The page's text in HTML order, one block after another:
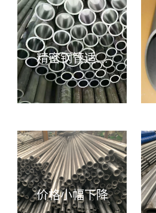
精密钢管适用
于机械制造、
液压设备汽车
尺寸精度和高
表面质量的产
品
价格小幅下降